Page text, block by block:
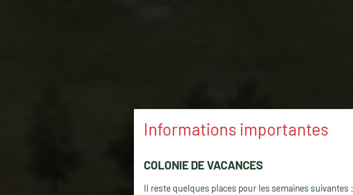
Informations importantes
COLONIE DE VACANCES
Il reste quelques places pour les semaines suivantes :